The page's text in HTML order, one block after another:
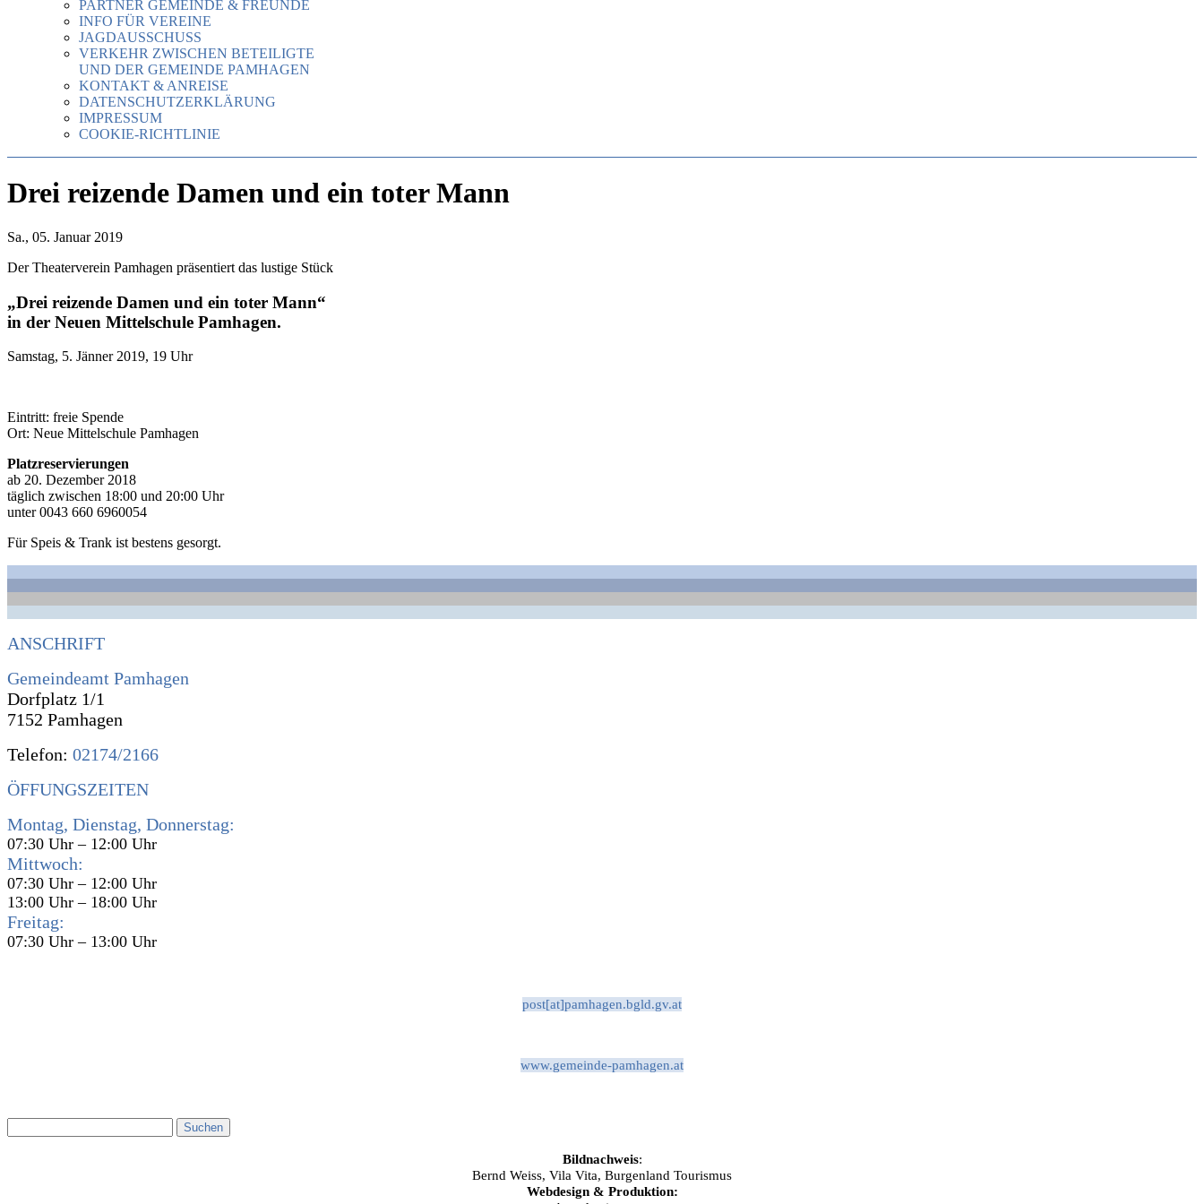
PARTNER GEMEINDE & FREUNDE
INFO FÜR VEREINE
JAGDAUSSCHUSS
VERKEHR ZWISCHEN BETEILIGTE
UND DER GEMEINDE PAMHAGEN
KONTAKT & ANREISE
DATENSCHUTZERKLÄRUNG
IMPRESSUM
COOKIE-RICHTLINIE
Drei reizende Damen und ein toter Mann
Sa., 05. Januar 2019
Der Theaterverein Pamhagen präsentiert das lustige Stück
„Drei reizende Damen und ein toter Mann“
in der Neuen Mittelschule Pamhagen.
Samstag, 5. Jänner 2019, 19 Uhr
Eintritt: freie Spende
Ort: Neue Mittelschule Pamhagen
Platzreservierungen
ab 20. Dezember 2018
täglich zwischen 18:00 und 20:00 Uhr
unter 0043 660 6960054
Für Speis & Trank ist bestens gesorgt.
ANSCHRIFT
Gemeindeamt Pamhagen
Dorfplatz 1/1
7152 Pamhagen
Telefon: 02174/2166
ÖFFUNGSZEITEN
Montag, Dienstag, Donnerstag:
07:30 Uhr – 12:00 Uhr
Mittwoch:
07:30 Uhr – 12:00 Uhr
13:00 Uhr – 18:00 Uhr
Freitag:
07:30 Uhr – 13:00 Uhr
post[at]pamhagen.bgld.gv.at
www.gemeinde-pamhagen.at
Bildnachweis:
Bernd Weiss, Vila Vita, Burgenland Tourismus
Webdesign & Produktion: